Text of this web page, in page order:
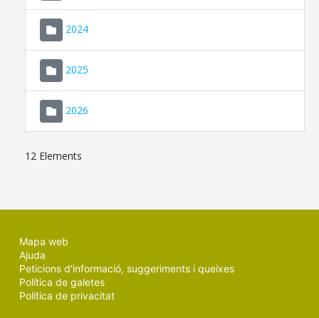
2024
2025
2026
12 Elements
Mapa web
Ajuda
Peticions d'informació, suggeriments i queixes
Política de galetes
Política de privacitat